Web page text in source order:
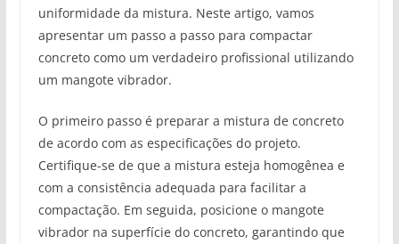
uniformidade da mistura. Neste artigo, vamos
apresentar um passo a passo para compactar
concreto como um verdadeiro profissional utilizando
um mangote vibrador.
O primeiro passo é preparar a mistura de concreto
de acordo com as especificações do projeto.
Certifique-se de que a mistura esteja homogênea e
com a consistência adequada para facilitar a
compactação. Em seguida, posicione o mangote
vibrador na superfície do concreto, garantindo que